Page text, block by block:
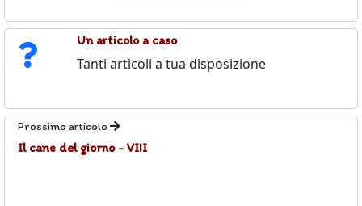
Un articolo a caso
Tanti articoli a tua disposizione
Prossimo articolo
Il cane del giorno - VIII